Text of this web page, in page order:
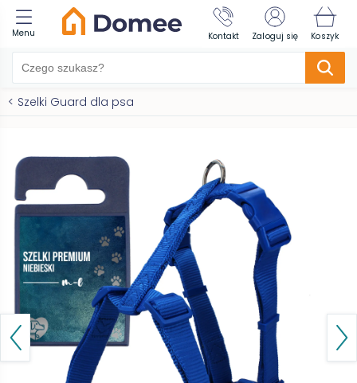
Menu Kontakt Zaloguj się Koszyk
< Szelki Guard dla psa